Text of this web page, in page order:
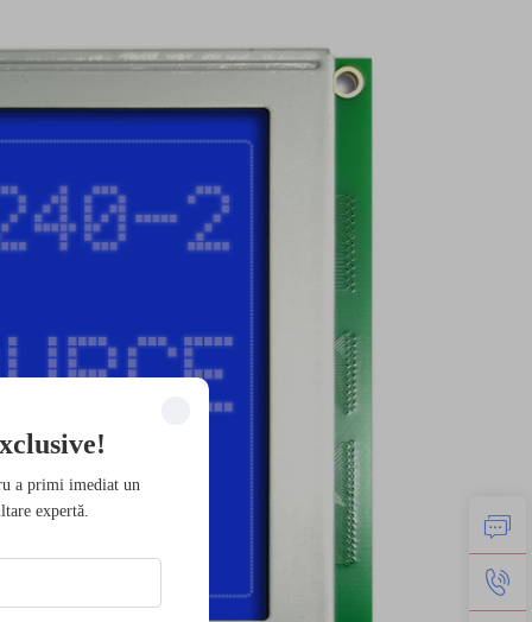
a primi imediat un
expertă.